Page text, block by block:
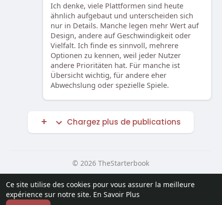
Ce site utilise des cookies pour vous assurer la meilleure
expérience sur notre site. En Savoir Plus
Ich denke, viele Plattformen sind heute
ähnlich aufgebaut und unterscheiden sich
nur in Details. Manche legen mehr Wert auf
Design, andere auf Geschwindigkeit oder
Vielfalt. Ich finde es sinnvoll, mehrere
Optionen zu kennen, weil jeder Nutzer
andere Prioritäten hat. Für manche ist
Übersicht wichtig, für andere eher
Abwechslung oder spezielle Spiele.
Chargez plus de publications
© 2026 TheStarterbook
Politique de confidentialité
Conditions d'utilisation
Blog
Plus